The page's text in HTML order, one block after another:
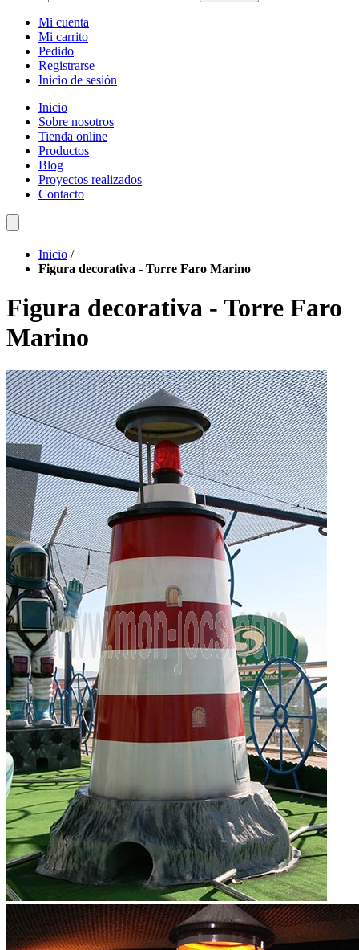
Mi cuenta
Mi carrito
Pedido
Registrarse
Inicio de sesión
Inicio
Sobre nosotros
Tienda online
Productos
Blog
Proyectos realizados
Contacto
Inicio /
Figura decorativa - Torre Faro Marino
Figura decorativa - Torre Faro
Marino